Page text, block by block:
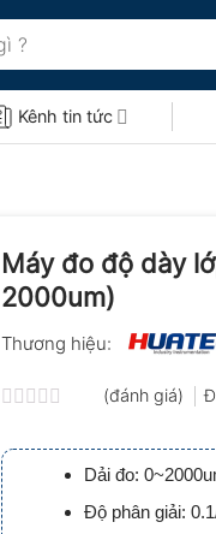
Kênh tin tức
Máy đo độ dày
2000um)
Thương hiệu:
xếp
hạng
0.0
5
sao
(đánh giá)
Dải đo:
Độ phân giải: